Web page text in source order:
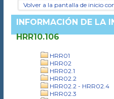
Volver a la pantalla de inicio
INFORMACIÓN DE LA
HRR10.106
HRR01
HRR02
HRR02.1
HRR02.2
HRR02.2 - HRR02.4
HRR02.3